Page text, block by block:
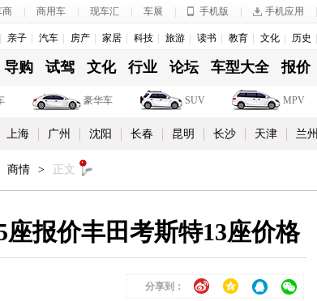
商 商用车 现车汇 车展 手机版 手机应用
亲子 汽车 房产 家居 科技 旅游 读书 教育 文化 历史
导购 试驾 文化 行业 论坛 车型大全 报价
豪华车 SUV MPV
上海 广州 沈阳 长春 昆明 长沙 天津 兰州
商情 > 正文
座报价丰田考斯特13座价格
分享到：